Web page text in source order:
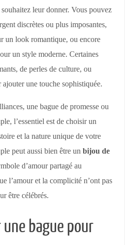
leur donner. Vous pouvez
discrètes ou plus imposantes,
un look romantique, ou encore
un style moderne. Certaines
de perles de culture, ou
une touche sophistiquée.
une bague de promesse ou
l’essentiel est de choisir un
et la nature unique de votre
peut aussi bien être unbijou de
d’amour partagé au
l’amour et la complicité n’ont pas
être célébrés.
bague pour